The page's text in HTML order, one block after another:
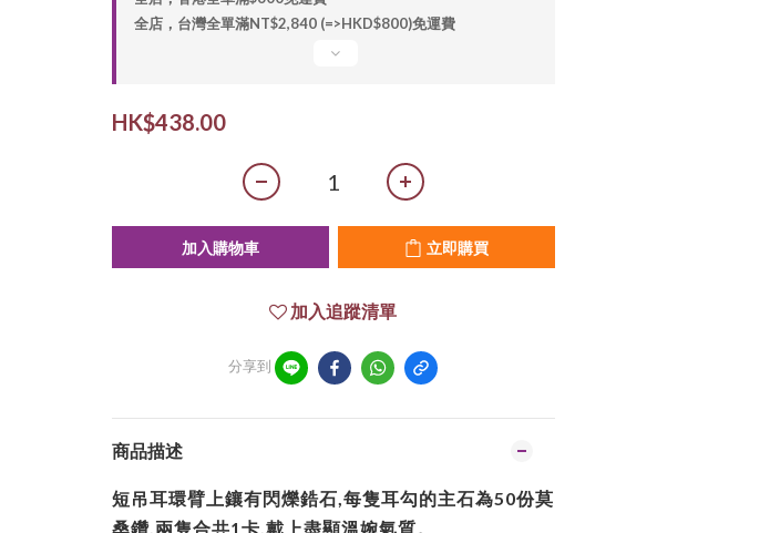
全店，台灣全單滿NT$2,840 (=>HKD$800)免運費
HK$438.00
加入購物車 立即購買
加入追蹤清單
分享到
商品描述
短吊耳環臂上鑲有閃爍鋯石,每隻耳勾的主石為50份莫
桑鑽,兩隻合共1卡,戴上盡顯溫婉氣質。